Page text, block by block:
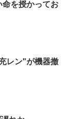
命を授かってお
レン"が機器撤